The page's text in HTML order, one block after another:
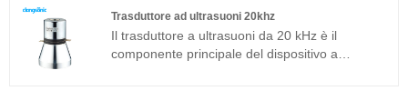
Trasduttore ad ultrasuoni 20khz
Il trasduttore a ultrasuoni da 20 kHz è il
componente principale del dispositivo a